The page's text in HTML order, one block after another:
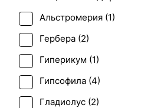
Альстромерия (1)
Гербера (2)
Гиперикум (1)
Гипсофила (4)
Гладиолус (2)